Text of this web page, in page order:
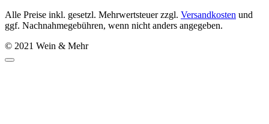
Alle Preise inkl. gesetzl. Mehrwertsteuer zzgl. Versandkosten und
ggf. Nachnahmegebühren, wenn nicht anders angegeben.
© 2021 Wein & Mehr